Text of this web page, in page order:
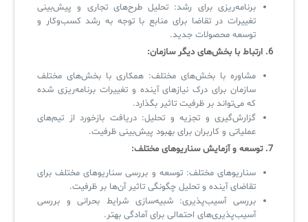
برنامه‌ریزی برای رشد: تحلیل طرح‌های تجاری و پیش‌بینی
تغییرات در تقاضا برای منابع با توجه به رشد کسب‌وکار و
توسعه محصولات جدید.
6. ارتباط با بخش‌های دیگر سازمان:
مشاوره با بخش‌های مختلف: همکاری با بخش‌های مختلف
سازمان برای درک نیازهای آینده و تغییرات برنامه‌ریزی شده
که می‌تواند بر ظرفیت تاثیر بگذارد.
گزارش‌گیری و تجزیه و تحلیل: دریافت بازخورد از تیم‌های
عملیاتی و کاربران برای بهبود پیش‌بینی ظرفیت.
7. توسعه و آزمایش سناریوهای مختلف:
سناریوهای مختلف: توسعه و بررسی سناریوهای مختلف برای
تقاضای آینده و تحلیل چگونگی تاثیر آن‌ها بر ظرفیت.
بررسی آسیب‌پذیری: شبیه‌سازی شرایط بحرانی و بررسی
آسیب‌پذیری‌های احتمالی برای آمادگی بهتر.
سامانه مدیریت و مانیتورینگ شبکه
سامانه آزمون آنلاین